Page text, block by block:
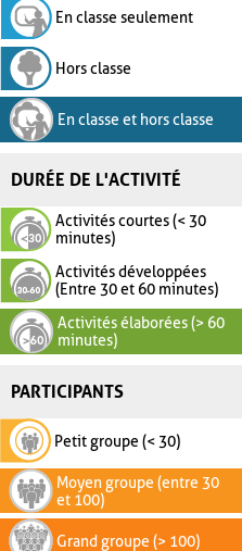
En classe seulement
Hors classe
En classe et hors classe
DURÉE DE L'ACTIVITÉ
Activités courtes (< 30
minutes)
Activités développées
(Entre 30 et 60 minutes)
Activités élaborées (> 60
minutes)
PARTICIPANTS
Petit groupe (< 30)
Moyen groupe (entre 30
et 100)
Grand groupe (> 100)